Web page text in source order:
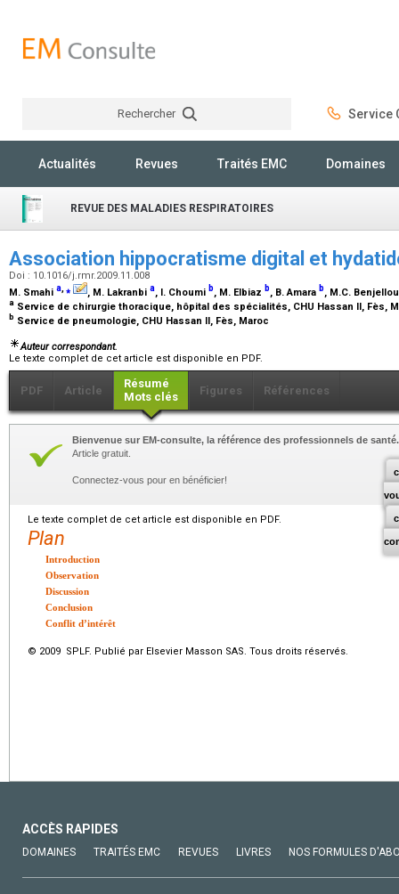
Rechercher Service
Actualités Revues Traités EMC Domaines
REVUE DES MALADIES RESPIRATOIRES
Association hippocratisme digital et
Doi : 10.1016/j.rmr.2009.11.008
M. Smahi a,⁎ , M. Lakranbi a, I. Choumi b, M. Elbiaz b, B. Amara b, M.C.
a Service de chirurgie thoracique, hôpital des spécialités, CHU Hassan II, Fès,
b Service de pneumologie, CHU Hassan II, Fès, Maroc
Auteur correspondant.
Le texte complet de cet article est disponible en PDF.
PDF Article
Résumé
Mots clés
Figures Références
Bienvenue sur EM-consulte, la référence des professionnels de santé.
Article gratuit.
Connectez-vous pour en bénéficier!
Le texte complet de cet article est disponible en PDF.
Plan
Introduction
Observation
Discussion
Conclusion
Conflit d’intérêt
© 2009 SPLF. Publié par Elsevier Masson SAS. Tous droits réservés.
ACCÈS RAPIDES
DOMAINES TRAITÉS EMC REVUES LIVRES NOS FORMULES